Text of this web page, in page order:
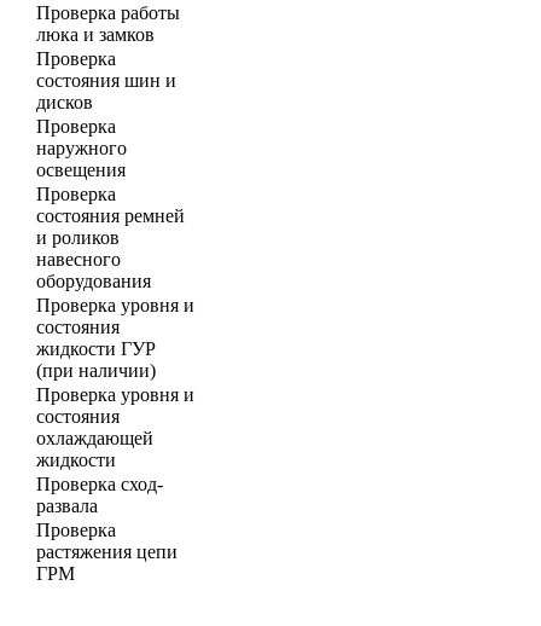
Проверка работы
люка и замков
Проверка
состояния шин и
дисков
Проверка
наружного
освещения
Проверка
состояния ремней
и роликов
навесного
оборудования
Проверка уровня и
состояния
жидкости ГУР
(при наличии)
Проверка уровня и
состояния
охлаждающей
жидкости
Проверка сход-
развала
Проверка
растяжения цепи
ГРМ